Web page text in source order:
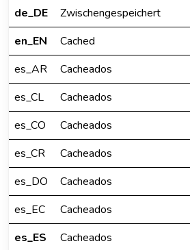
de_DE
Zwischengespeichert
en_EN
Cached
es_AR
Cacheados
es_CL
Cacheados
es_CO
Cacheados
es_CR
Cacheados
es_DO
Cacheados
es_EC
Cacheados
es_ES
Cacheados